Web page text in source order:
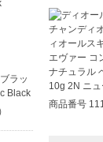
商品番号
ラッ
Black